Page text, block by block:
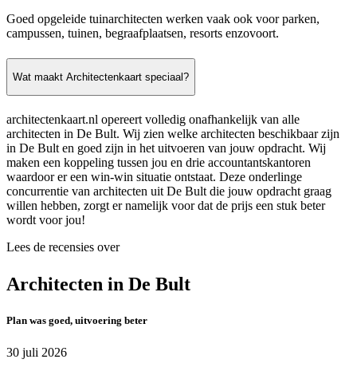
Goed opgeleide tuinarchitecten werken vaak ook voor parken,
campussen, tuinen, begraafplaatsen, resorts enzovoort.
Wat maakt Architectenkaart speciaal?
architectenkaart.nl opereert volledig onafhankelijk van alle
architecten in De Bult. Wij zien welke architecten beschikbaar zijn
in De Bult en goed zijn in het uitvoeren van jouw opdracht. Wij
maken een koppeling tussen jou en drie accountantskantoren
waardoor er een win-win situatie ontstaat. Deze onderlinge
concurrentie van architecten uit De Bult die jouw opdracht graag
willen hebben, zorgt er namelijk voor dat de prijs een stuk beter
wordt voor jou!
Lees de recensies over
Architecten in De Bult
Plan was goed, uitvoering beter
30 juli 2026